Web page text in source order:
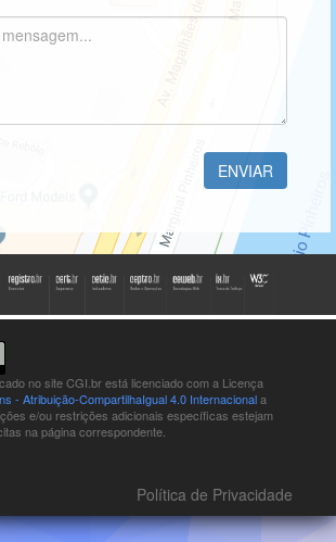
ENVIAR
no site CGI.br está licenciado com a Licença
- Atribuição-CompartilhaIgual 4.0 Internacionala
e/ou restrições adicionais específicas estejam
na página correspondente.
Política de Privacidade